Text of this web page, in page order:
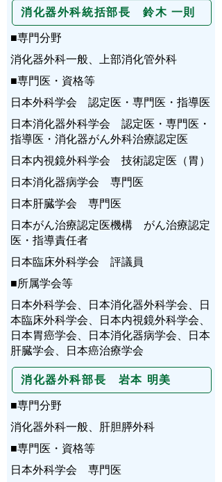
消化器外科統括部長 鈴木 一則
■専門分野
消化器外科一般、上部消化管外科
■専門医・資格等
日本外科学会 認定医・専門医・指導医
日本消化器外科学会 認定医・専門医・
指導医・消化器がん外科治療認定医
日本内視鏡外科学会 技術認定医（胃）
日本消化器病学会 専門医
日本肝臓学会 専門医
日本がん治療認定医機構 がん治療認定
医・指導責任者
日本臨床外科学会 評議員
■所属学会等
日本外科学会、日本消化器外科学会、日
本臨床外科学会、日本内視鏡外科学会、
日本胃癌学会、日本消化器病学会、日本
肝臓学会、日本癌治療学会
消化器外科部長 岩本 明美
■専門分野
消化器外科一般、肝胆膵外科
■専門医・資格等
日本外科学会 専門医